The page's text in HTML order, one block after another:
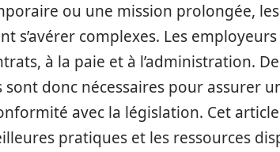
ou une mission prolongée,
s’avérer complexes. Les
à la paie et à l’administration.
donc nécessaires pour assurer
avec la législation. Cet
pratiques et les ressources